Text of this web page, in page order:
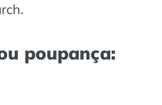
poupança: